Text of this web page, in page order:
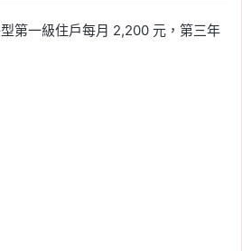
第一級住戶每月 2,200 元，第三年